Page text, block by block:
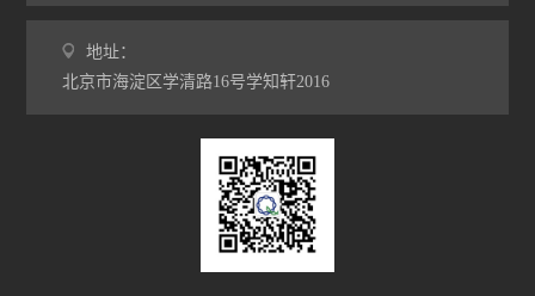
地址：
北京市海淀区学清路16号学知轩2016